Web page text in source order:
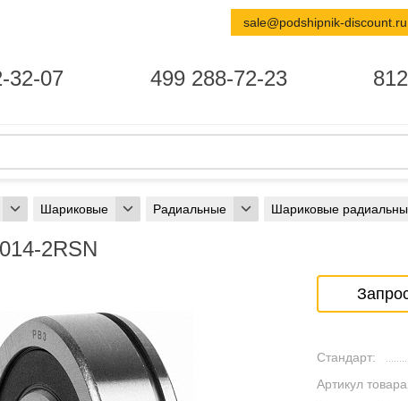
Шариковые Радиальные Шариковые
2RSN
Стандарт:
Артикул
32-07 499 288-72-23
sale@podshipnik-discount.ru